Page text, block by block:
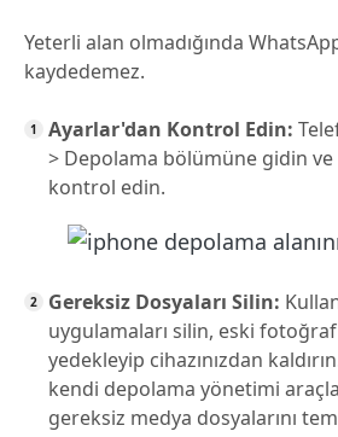
Yeterli alan olmadığında
kaydedemez.
Ayarlar'dan Kontrol Edin:
> Depolama bölümüne gidin ve
kontrol edin.
Gereksiz Dosyaları Silin:
uygulamaları silin, eski fotoğraf
yedekleyip cihazınızdan
kendi depolama yönetimi
gereksiz medya dosyalarını